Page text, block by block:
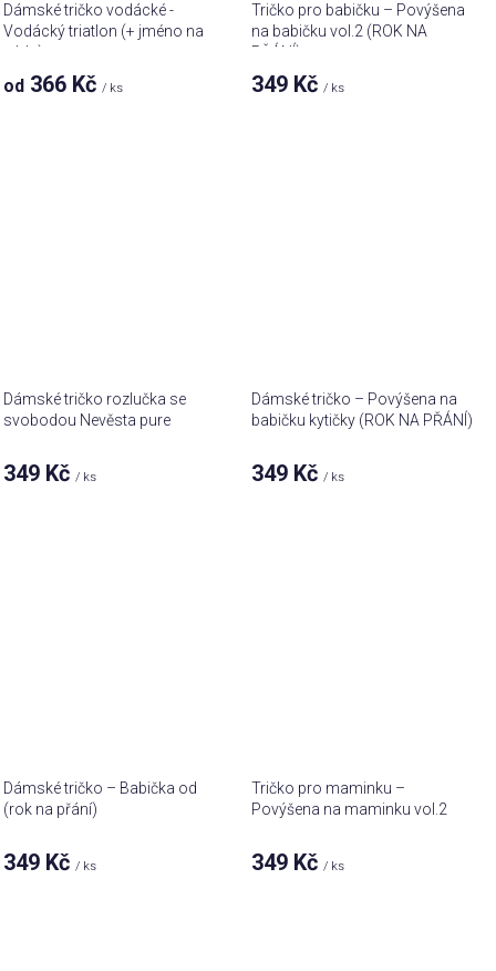
Dámské tričko vodácké -
Vodácký triatlon (+ jméno na
záda)
od 366 Kč/ ks
Tričko pro babičku – Povýšena
na babičku vol.2 (ROK NA
PŘÁNÍ)
349 Kč/ ks
Dámské tričko rozlučka se
svobodou Nevěsta pure
349 Kč/ ks
Dámské tričko – Povýšena na
babičku kytičky (ROK NA PŘÁNÍ)
349 Kč/ ks
Dámské tričko – Babička od
(rok na přání)
349 Kč / ks
Tričko pro maminku –
Povýšena na maminku vol.2
349 Kč / ks